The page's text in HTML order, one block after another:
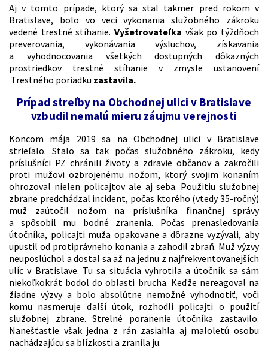
Aj v tomto prípade, ktorý sa stal takmer pred rokom v
Bratislave, bolo vo veci vykonania služobného zákroku
vedené trestné stíhanie. Vyšetrovateľka však po týždňoch
preverovania, vykonávania výsluchov, získavania
a vyhodnocovania všetkých dostupných dôkazných
prostriedkov trestné stíhanie v zmysle ustanovení
Trestného poriadku zastavila.
Prípad streľby na Obchodnej ulici v Bratislave
vzbudil nemalú mieru záujmu verejnosti
Koncom mája 2019 sa na Obchodnej ulici v Bratislave
strieľalo. Stalo sa tak počas služobného zákroku, kedy
príslušníci PZ chránili životy a zdravie občanov a zakročili
proti mužovi ozbrojenému nožom, ktorý svojim konaním
ohrozoval nielen policajtov ale aj seba. Použitiu služobnej
zbrane predchádzal incident, počas ktorého (vtedy 35-ročný)
muž zaútočil nožom na príslušníka finančnej správy
a spôsobil mu bodné zranenia. Počas prenasledovania
útočníka, policajti muža opakovane a dôrazne vyzývali, aby
upustil od protiprávneho konania a zahodil zbraň. Muž výzvy
neuposlúchol a dostal sa až na jednu z najfrekventovanejších
ulíc v Bratislave. Tu sa situácia vyhrotila a útočník sa sám
niekoľkokrát bodol do oblasti brucha. Keďže nereagoval na
žiadne výzvy a bolo absolútne nemožné vyhodnotiť, voči
komu nasmeruje ďalší útok, rozhodli policajti o použití
služobnej zbrane. Strelné poranenie útočníka zastavilo.
Nanešťastie však jedna z rán zasiahla aj maloletú osobu
nachádzajúcu sa blízkosti a zranila ju.